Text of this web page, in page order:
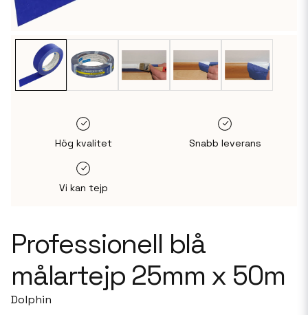
Hög kvalitet Snabb leverans
Vi kan tejp
Professionell blå
målartejp 25mm x 50m
Dolphin